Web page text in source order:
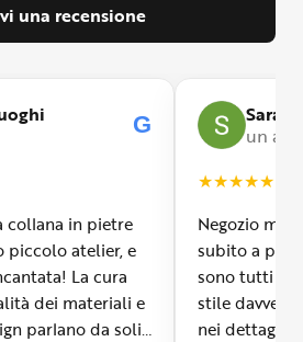
una recensione
G
collana in pietre
piccolo atelier, e
La cura
dei materiali e
parlano da soli.
Sara
un
★★★★★
Negozio
subito a
sono tutti
stile davvero
nei dettagli,